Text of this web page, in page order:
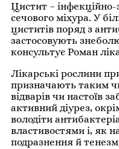
Цистит – інфекційно-
сечового міхура. У
циститів поряд з
застосовують
консультує Роман
Лікарські рослини
призначають таким
відварів чи настоїв
активний діурез,
володіти
властивостями і, як
подразнення й